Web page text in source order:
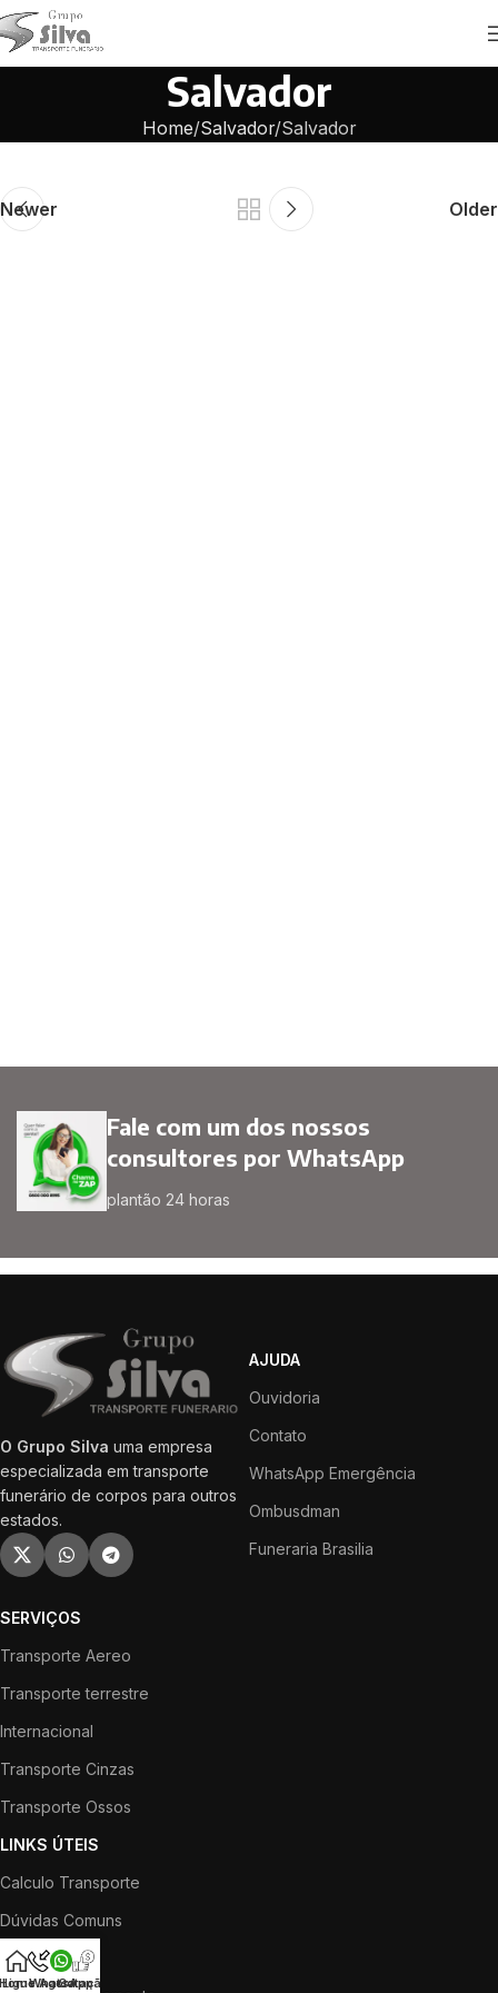
Salvador
Home Salvador Salvador
Newer Older
Fale com um dos nossos
consultores por WhatsApp
plantão 24 horas
O Grupo Silva uma empresa
especializada em transporte
funerário de corpos para outros
estados.
AJUDA
Ouvidoria
Contato
WhatsApp Emergência
Ombusdman
Funeraria Brasilia
SERVIÇOS
Transporte Aereo
Transporte terrestre
Internacional
Transporte Cinzas
Transporte Ossos
LINKS ÚTEIS
Calculo Transporte
Dúvidas Comuns
Lista IML
Ligue Agora
WhatsApp
Cotação